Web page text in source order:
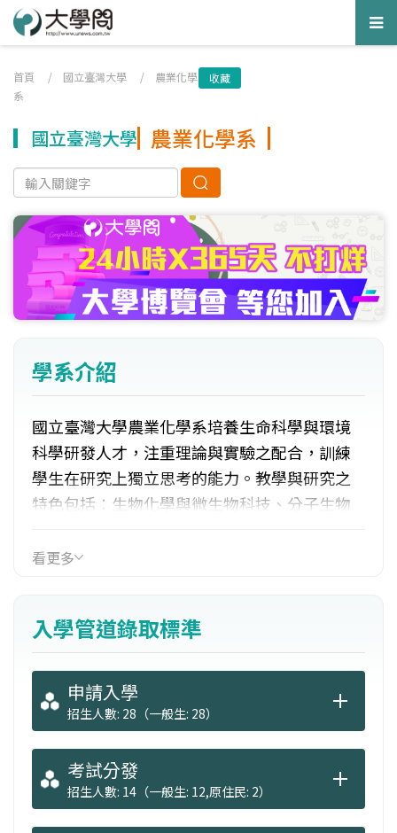
首頁 / 國立臺灣大學 / 農業化學
系
收藏
國立臺灣大學 農業化學系
學系介紹
國立臺灣大學農業化學系培養生命科學與環境
科學研發人才，注重理論與實驗之配合，訓練
學生在研究上獨立思考的能力。教學與研究之
特色包括︰生物化學與微生物科技、分子生物
與生理、藥用植物化學、植物組織培養、土壤
分與加工利用、農產廢棄物再利用等分析及研
究。
看更多
入學管道錄取標準
申請入學
招生人數: 28（一般生: 28）
考試分發
招生人數: 14（一般生: 12,原住民: 2）